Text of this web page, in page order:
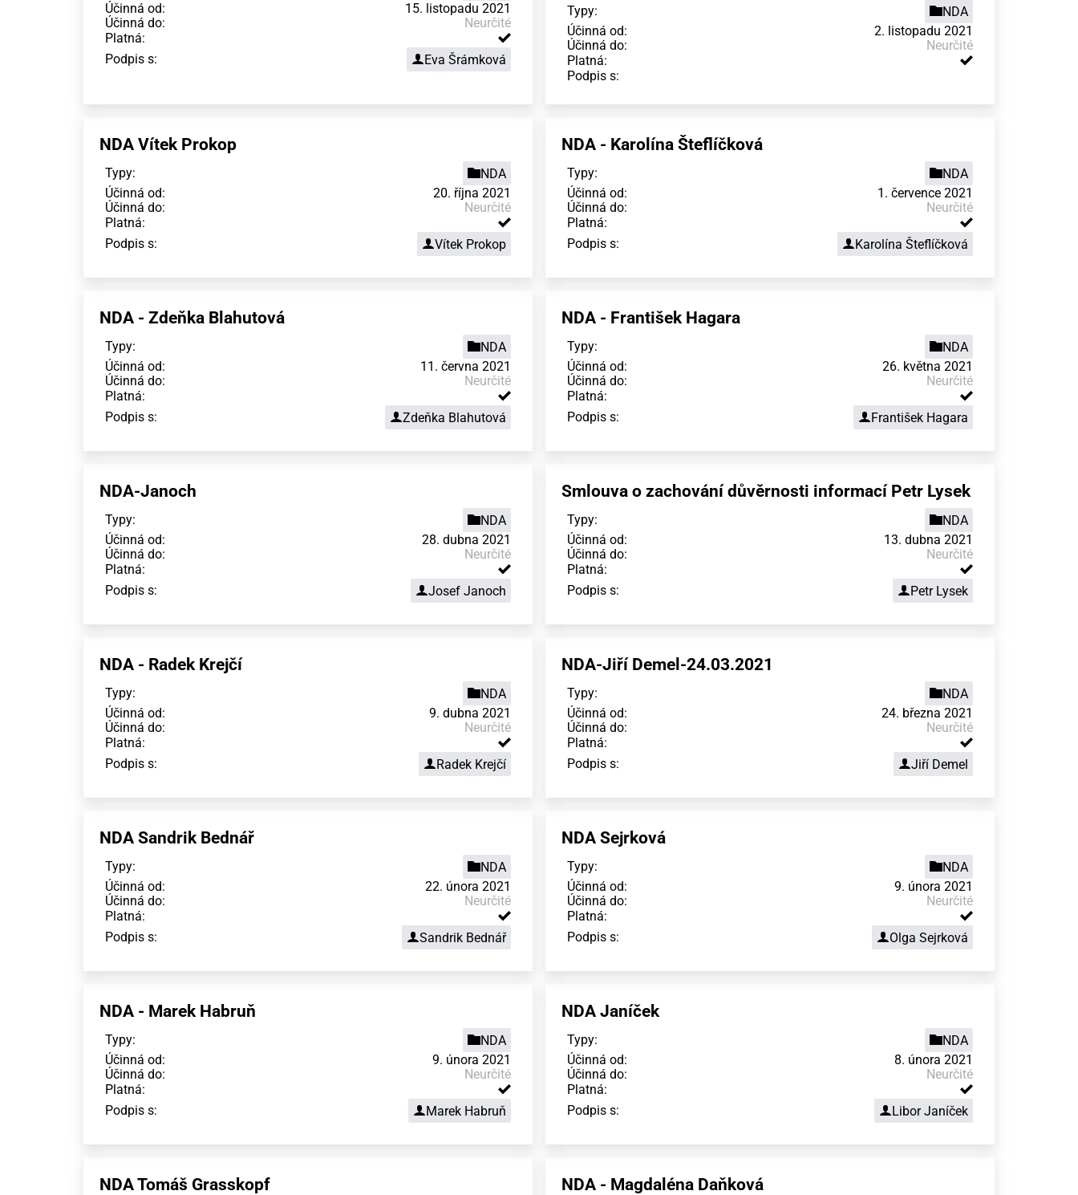
Účinná od:
15. listopadu 2021
Účinná do:
Neurčité
Platná:
Podpis s:
Eva Šrámková
Typy:
NDA
Účinná od:
2. listopadu 2021
Účinná do:
Neurčité
Platná:
Podpis s:
NDA Vítek Prokop
Typy:
NDA
Účinná od:
20. října 2021
Účinná do:
Neurčité
Platná:
Podpis s:
Vítek Prokop
NDA - Karolína Šteflíčková
Typy:
NDA
Účinná od:
1. července 2021
Účinná do:
Neurčité
Platná:
Podpis s:
Karolína Šteflíčková
NDA - Zdeňka Blahutová
Typy:
NDA
Účinná od:
11. června 2021
Účinná do:
Neurčité
Platná:
Podpis s:
Zdeňka Blahutová
NDA - František Hagara
Typy:
NDA
Účinná od:
26. května 2021
Účinná do:
Neurčité
Platná:
Podpis s:
František Hagara
NDA-Janoch
Typy:
NDA
Účinná od:
28. dubna 2021
Účinná do:
Neurčité
Platná:
Podpis s:
Josef Janoch
Smlouva o zachování důvěrnosti informací Petr Lysek
Typy:
NDA
Účinná od:
13. dubna 2021
Účinná do:
Neurčité
Platná:
Podpis s:
Petr Lysek
NDA - Radek Krejčí
Typy:
NDA
Účinná od:
9. dubna 2021
Účinná do:
Neurčité
Platná:
Podpis s:
Radek Krejčí
NDA-Jiří Demel-24.03.2021
Typy:
NDA
Účinná od:
24. března 2021
Účinná do:
Neurčité
Platná:
Podpis s:
Jiří Demel
NDA Sandrik Bednář
Typy:
NDA
Účinná od:
22. února 2021
Účinná do:
Neurčité
Platná:
Podpis s:
Sandrik Bednář
NDA Sejrková
Typy:
NDA
Účinná od:
9. února 2021
Účinná do:
Neurčité
Platná:
Podpis s:
Olga Sejrková
NDA - Marek Habruň
Typy:
NDA
Účinná od:
9. února 2021
Účinná do:
Neurčité
Platná:
Podpis s:
Marek Habruň
NDA Janíček
Typy:
NDA
Účinná od:
8. února 2021
Účinná do:
Neurčité
Platná:
Podpis s:
Libor Janíček
NDA Tomáš Grasskopf NDA - Magdaléna Daňková